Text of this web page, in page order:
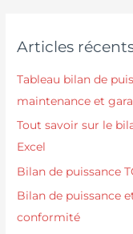
Articles
Tableau bilan de
maintenance et
Tout savoir sur le
Excel
Bilan de puissance
Bilan de puissance
conformité